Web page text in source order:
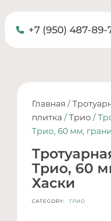
+7 (950) 487-89-
Главная /
плитка / Трио /
Трио, 60 мм,
Трио, 60
Хаски
CATEGORY: ТРИО